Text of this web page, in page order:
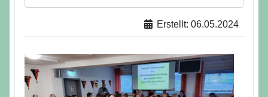
Erstellt: 06.05.2024
Details